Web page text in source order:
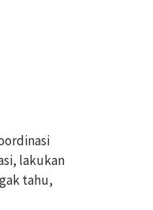
lakukan
tahu,